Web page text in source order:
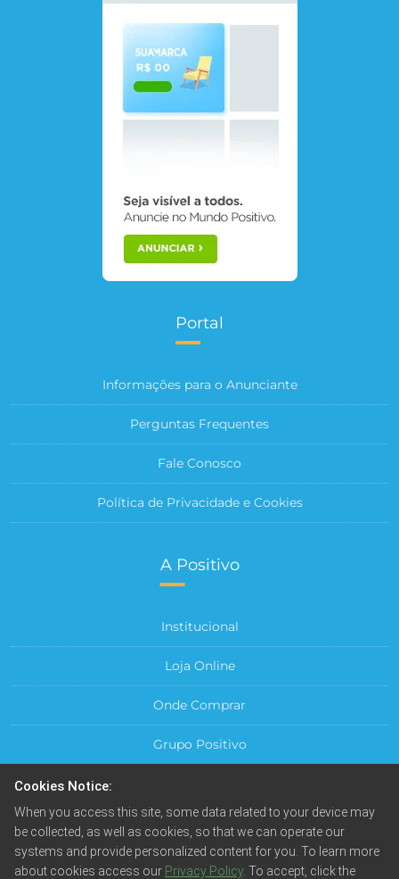
Portal
Informações para o Anunciante
Perguntas Frequentes
Fale Conosco
Política de Privacidade e Cookies
A Positivo
Institucional
Loja Online
Onde Comprar
Grupo Positivo
Central do Cliente
Cookies Notice:
When you access this site, some data related to your device may
be collected, as well as cookies, so that we can operate our
systems and provide personalized content for you. To learn more
about cookies access our Privacy Policy. To accept, click the